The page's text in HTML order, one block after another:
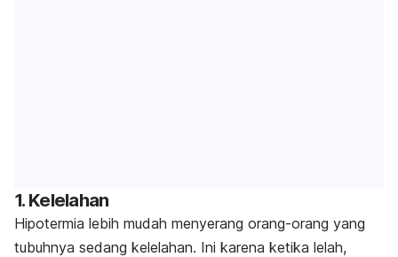
1. Kelelahan
Hipotermia lebih mudah menyerang orang-orang yang
tubuhnya sedang kelelahan. Ini karena ketika lelah,